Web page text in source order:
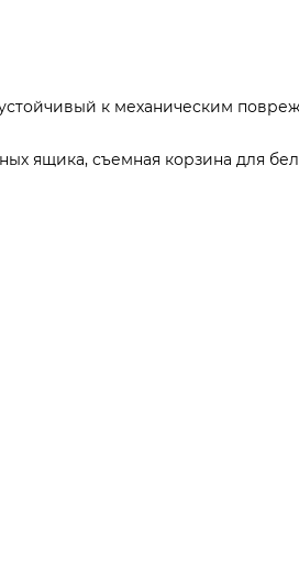
к механическим
ящика, съемная корзина для